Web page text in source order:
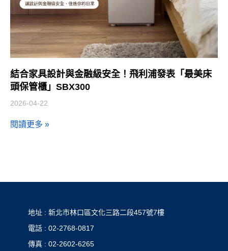
結合家具設計與金融級安全！飛利浦發表「最美床
頭保管櫃」SBX300
2026-04-22
閱讀更多 »
地址 : 新北市林口區文化三路二段457號7樓
電話 : 02-2768-0817
傳真 : 02-2602-6265